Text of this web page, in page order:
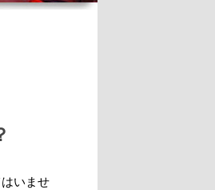
いませ